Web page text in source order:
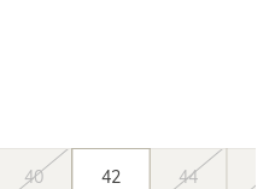
40 42 44